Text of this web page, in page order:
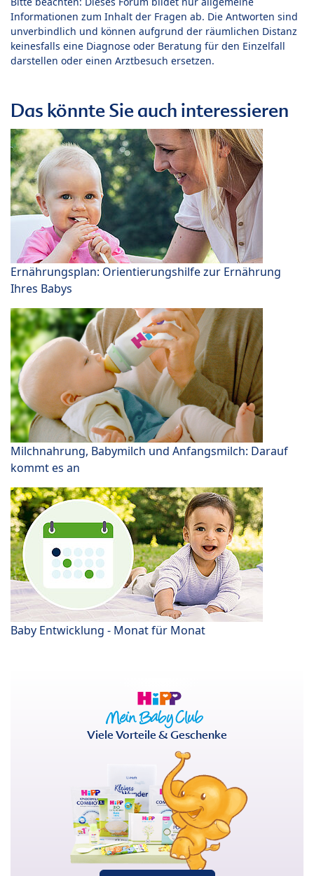
Informationen zum Inhalt der Fragen ab. Die Antworten sind
unverbindlich und können aufgrund der räumlichen Distanz
keinesfalls eine Diagnose oder Beratung für den Einzelfall
darstellen oder einen Arztbesuch ersetzen.
Das könnte Sie auch interessieren
Ernährungsplan: Orientierungshilfe zur Ernährung
Ihres Babys
Milchnahrung, Babymilch und Anfangsmilch: Darauf
kommt es an
Baby Entwicklung - Monat für Monat
Viele Vorteile & Geschenke